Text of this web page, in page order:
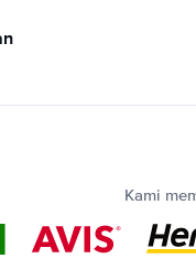
Kami